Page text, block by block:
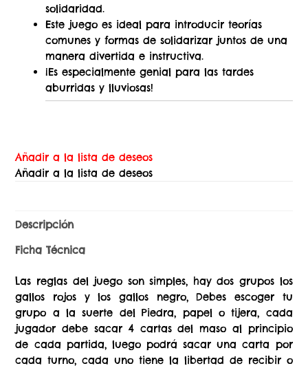
solidaridad.
Este juego es ideal para introducir teorías
comunes y formas de solidarizar juntos de una
manera divertida e instructiva.
¡Es especialmente genial para las tardes
aburridas y lluviosas!
Añadir a la lista de deseos
Añadir a la lista de deseos
Descripción
Ficha Técnica
Las reglas del juego son simples, hay dos grupos los
gallos rojos y los gallos negro, Debes escoger tu
grupo a la suerte del Piedra, papel o tijera, cada
jugador debe sacar 4 cartas del maso al principio
de cada partida, luego podrá sacar una carta por
cada turno, cada uno tiene la libertad de recibir o